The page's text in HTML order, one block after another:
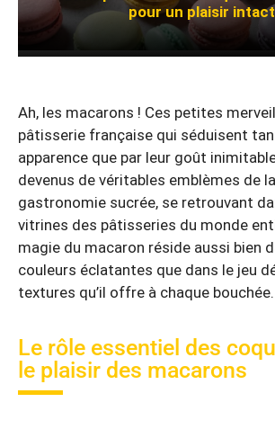
pour un plaisir intact
Ah, les macarons ! Ces petites
pâtisserie française qui séduisent
apparence que par leur goût
devenus de véritables emblèmes de la
gastronomie sucrée, se retrouvant
vitrines des pâtisseries du monde
magie du macaron réside aussi bien
couleurs éclatantes que dans le jeu
textures qu’il offre à chaque bouchée.
Le rôle essentiel des
le plaisir des macarons